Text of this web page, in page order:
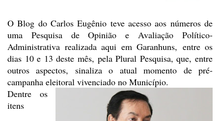
O Blog do Carlos Eugênio teve acesso aos números de
uma Pesquisa de Opinião e Avaliação Político-
Administrativa realizadaaqui em Garanhuns, entre os
dias 10 e 13 deste mês, pelaPlural Pesquisa, que, entre
outros aspectos, sinaliza o atual momento depré-
campanha eleitoral vivenciado no Município.
Dentre os
itens